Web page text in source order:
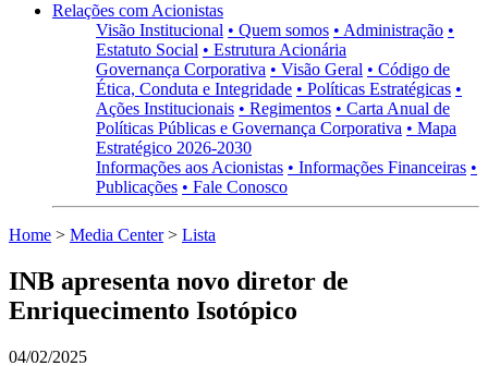
Relações com Acionistas
Visão Institucional • Quem somos • Administração •
Estatuto Social • Estrutura Acionária
Governança Corporativa • Visão Geral • Código de
Ética, Conduta e Integridade • Políticas Estratégicas •
Ações Institucionais • Regimentos • Carta Anual de
Políticas Públicas e Governança Corporativa • Mapa
Estratégico 2026-2030
Informações aos Acionistas • Informações Financeiras •
Publicações • Fale Conosco
Home > Media Center> Lista
INB apresenta novo diretor de
Enriquecimento Isotópico
04/02/2025